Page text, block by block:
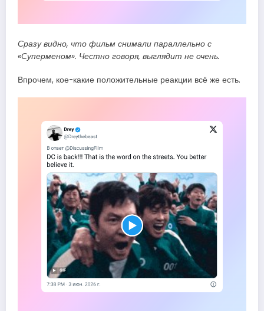
Сразу видно, что фильм снимали параллельно с
«Суперменом». Честно говоря, выглядит не очень.
Впрочем, кое-какие положительные реакции всё же есть.